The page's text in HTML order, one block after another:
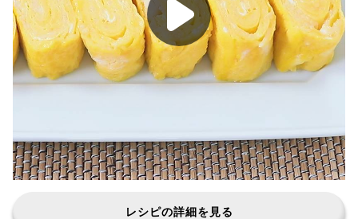
レシピの詳細を見る